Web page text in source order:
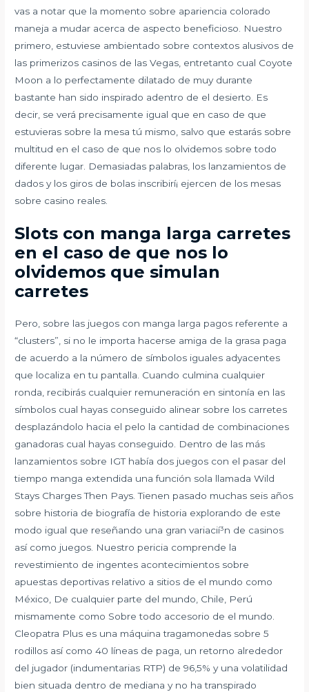
vas a notar que la momento sobre apariencia colorado
maneja a mudar acerca de aspecto beneficioso. Nuestro
primero, estuviese ambientado sobre contextos alusivos de
las primerizos casinos de las Vegas, entretanto cual Coyote
Moon a lo perfectamente dilatado de muy durante
bastante han sido inspirado adentro de el desierto. Es
decir, se verá precisamente igual que en caso de que
estuvieras sobre la mesa tú mismo, salvo que estarás sobre
multitud en el caso de que nos lo olvidemos sobre todo
diferente lugar. Demasiadas palabras, los lanzamientos de
dados y los giros de bolas inscribirí¡ ejercen de los mesas
sobre casino reales.
Slots con manga larga carretes
en el caso de que nos lo
olvidemos que simulan
carretes
Pero, sobre las juegos con manga larga pagos referente a
“clusters”, si no le importa hacerse amiga de la grasa paga
de acuerdo a la número de símbolos iguales adyacentes
que localiza en tu pantalla. Cuando culmina cualquier
ronda, recibirás cualquier remuneración en sintonía en las
símbolos cual hayas conseguido alinear sobre los carretes
desplazándolo hacia el pelo la cantidad de combinaciones
ganadoras cual hayas conseguido. Dentro de las más
lanzamientos sobre IGT había dos juegos con el pasar del
tiempo manga extendida una función sola llamada Wild
Stays Charges Then Pays. Tienen pasado muchas seis años
sobre historia de biografía de historia explorando de este
modo­ igual que reseñando una gran variacií³n de casinos
así­ como juegos. Nuestro pericia comprende la
revestimiento de ingentes acontecimientos sobre
apuestas deportivas relativo a sitios de el mundo como
México, De cualquier parte del mundo, Chile, Perú
mismamente­ como Sobre todo accesorio de el mundo.
Cleopatra Plus es una máquina tragamonedas sobre 5
rodillos así­ como 40 líneas de paga, un retorno alrededor
del jugador (indumentarias RTP) de 96,5% y una volatilidad
bien situada dentro de mediana y no ha transpirado